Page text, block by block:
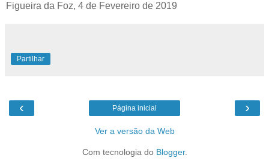
Figueira da Foz, 4 de Fevereiro de 2019
Partilhar
‹ ›
Página inicial
Ver a versão da Web
Com tecnologia do Blogger.